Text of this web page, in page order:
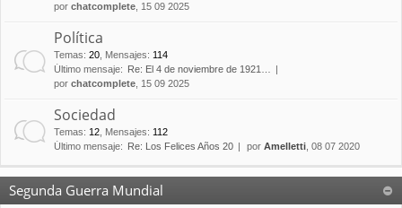
por chatcomplete , 15 09 2025
Política
Temas: 20 Mensajes: 114
Último mensaje:
Re: El 4 de noviembre de 1921…
por chatcomplete , 15 09 2025
Sociedad
Temas: 12 Mensajes: 112
Último mensaje:
Re: Los Felices Años 20 por Amelletti , 08 07 2020
Segunda Guerra Mundial